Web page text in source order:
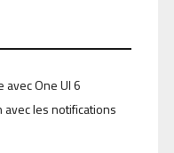
avec One UI 6
les notifications